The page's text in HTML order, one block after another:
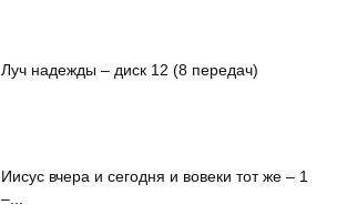
Луч надежды – диск 12 (8 передач)
Иисус вчера и сегодня и вовеки тот же – 1
–...